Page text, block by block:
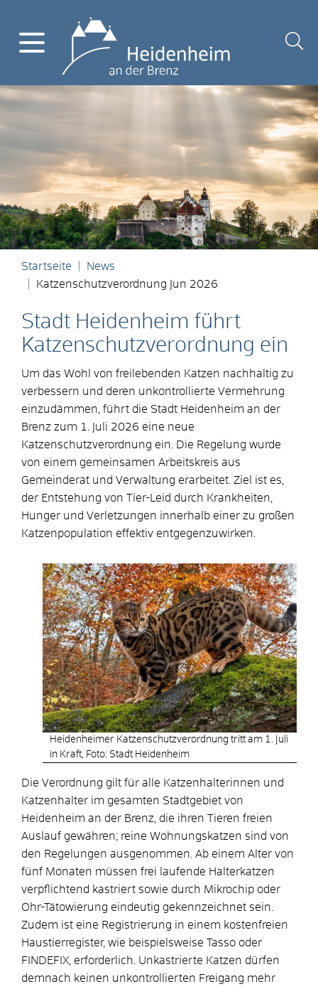
Startseite
News
Katzenschutzverordnung Jun 2026
Stadt Heidenheim führt
Katzenschutzverordnung ein
Um das Wohl von freilebenden Katzen nachhaltig zu
verbessern und deren unkontrollierte Vermehrung
einzudämmen, führt die Stadt Heidenheim an der
Brenz zum 1. Juli 2026 eine neue
Katzenschutzverordnung ein. Die Regelung wurde
von einem gemeinsamen Arbeitskreis aus
Gemeinderat und Verwaltung erarbeitet. Ziel ist es,
der Entstehung von Tier-Leid durch Krankheiten,
Hunger und Verletzungen innerhalb einer zu großen
Katzenpopulation effektiv entgegenzuwirken.
Heidenheimer Katzenschutzverordnung tritt am 1. Juli
in Kraft, Foto: Stadt Heidenheim
Die Verordnung gilt für alle Katzenhalterinnen und
Katzenhalter im gesamten Stadtgebiet von
Heidenheim an der Brenz, die ihren Tieren freien
Auslauf gewähren; reine Wohnungskatzen sind von
den Regelungen ausgenommen. Ab einem Alter von
fünf Monaten müssen frei laufende Halterkatzen
verpflichtend kastriert sowie durch Mikrochip oder
Ohr-Tätowierung eindeutig gekennzeichnet sein.
Zudem ist eine Registrierung in einem kostenfreien
Haustierregister, wie beispielsweise Tasso oder
FINDEFIX, erforderlich. Unkastrierte Katzen dürfen
demnach keinen unkontrollierten Freigang mehr